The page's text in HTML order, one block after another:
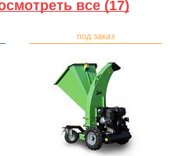
все (17)
под заказ